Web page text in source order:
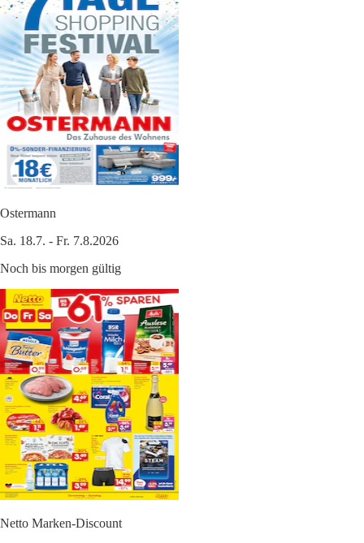
Ostermann
Sa. 18.7. - Fr. 7.8.2026
Noch bis morgen gültig
Netto Marken-Discount